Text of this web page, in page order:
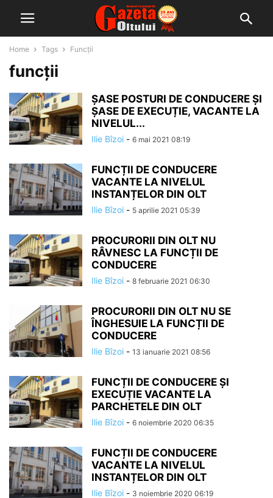
Home Tags Funcții
funcții
ȘASE POSTURI DE CONDUCERE ȘI
ȘASE DE EXECUȚIE, VACANTE LA
NIVELUL...
Ilie Bîzoi - 6 mai 2021 08:19
FUNCȚII DE CONDUCERE
VACANTE LA NIVELUL
INSTANȚELOR DIN OLT
Ilie Bîzoi - 5 aprilie 2021 05:39
PROCURORII DIN OLT NU
RÂVNESC LA FUNCȚII DE
CONDUCERE
Ilie Bîzoi - 8 februarie 2021 06:30
PROCURORII DIN OLT NU SE
ÎNGHESUIE LA FUNCȚII DE
CONDUCERE
Ilie Bîzoi - 13 ianuarie 2021 08:56
FUNCȚII DE CONDUCERE ȘI
EXECUȚIE VACANTE LA
PARCHETELE DIN OLT
Ilie Bîzoi - 6 noiembrie 2020 06:35
FUNCȚII DE CONDUCERE
VACANTE LA NIVELUL
INSTANȚELOR DIN OLT
Ilie Bîzoi - 3 noiembrie 2020 06:19